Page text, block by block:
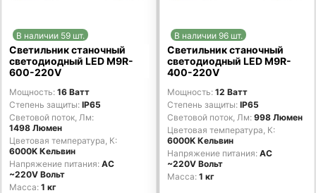
В наличии 59 шт.
Светильник станочный
светодиодный LED M9R-
600-220V
Мощность 16 Ватт
Степень защиты IP65
Световой поток, Лм
1498 Люмен
Цветовая температура, К
6000K Кельвин
Напряжение питания AC
~220V Вольт
Масса 1 кг
В наличии 96 шт.
Светильник станочный
светодиодный LED M9R-
400-220V
Мощность 12 Ватт
Степень защиты IP65
Световой поток, Лм 998 Люмен
Цветовая температура, К
6000K Кельвин
Напряжение питания AC
~220V Вольт
Масса 1 кг